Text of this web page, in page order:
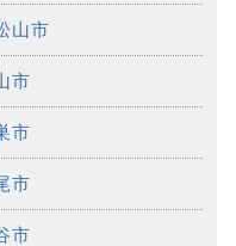
山市
市
市
市
市